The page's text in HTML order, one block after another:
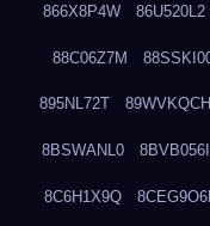
866X8P4W 86U520L2
88C06Z7M
895NL72T 89WVKQCH
8BSWANL0 8BVB056I
8C6H1X9Q